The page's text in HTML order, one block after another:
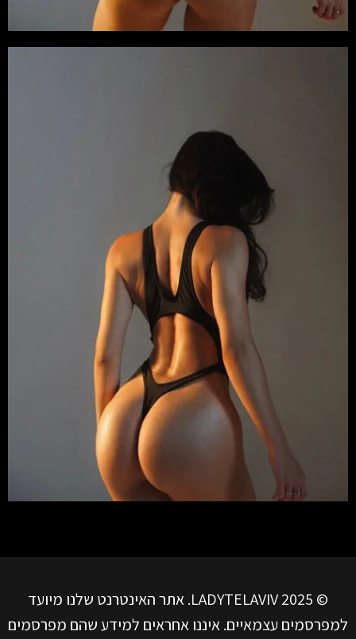
© LADYTELAVIV 2025. אתר האינטרנט שלנו מיועד
למפרסמים עצמאיים. איננו אחראים למידע שהם מפרסמים